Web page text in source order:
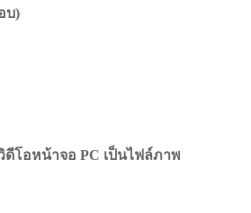
บ)
ดีโอหน้าจอ PC เป็นไฟล์ภาพ